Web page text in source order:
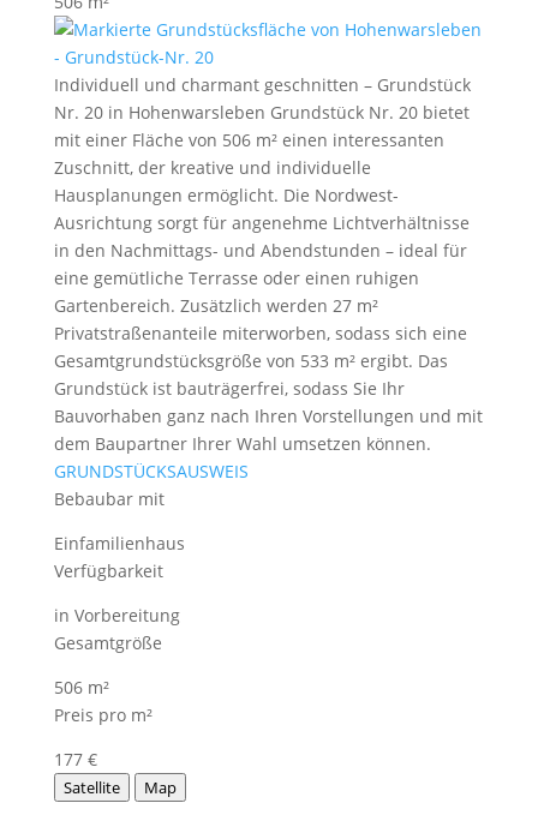
Individuell und charmant geschnitten – Grundstück
Nr. 20 in Hohenwarsleben Grundstück Nr. 20 bietet
mit einer Fläche von 506 m² einen interessanten
Zuschnitt, der kreative und individuelle
Hausplanungen ermöglicht. Die Nordwest-
Ausrichtung sorgt für angenehme Lichtverhältnisse
in den Nachmittags- und Abendstunden – ideal für
eine gemütliche Terrasse oder einen ruhigen
Gartenbereich. Zusätzlich werden 27 m²
Privatstraßenanteile miterworben, sodass sich eine
Gesamtgrundstücksgröße von 533 m² ergibt. Das
Grundstück ist bauträgerfrei, sodass Sie Ihr
Bauvorhaben ganz nach Ihren Vorstellungen und mit
dem Baupartner Ihrer Wahl umsetzen können.
GRUNDSTÜCKSAUSWEIS
Bebaubar mit
Einfamilienhaus
Verfügbarkeit
in Vorbereitung
Gesamtgröße
506 m²
Preis pro m²
177 €
Satellite Map